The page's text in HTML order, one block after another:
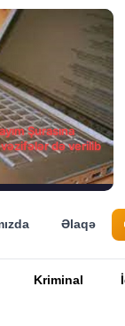
Şurasına
də verilib
Əlaqə
Kriminal